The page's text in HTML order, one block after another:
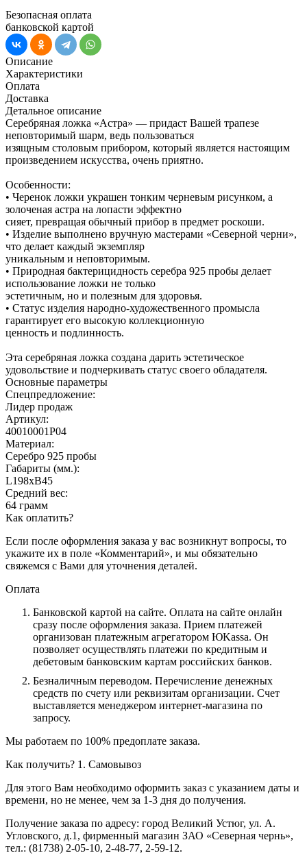
Безопасная оплата
банковской картой
Описание
Характеристики
Оплата
Доставка
Детальное описание
Серебряная ложка «Астра» — придаст Вашей трапезе
неповторимый шарм, ведь пользоваться
изящным столовым прибором, который является настоящим
произведением искусства, очень приятно.
Особенности:
• Черенок ложки украшен тонким черневым рисунком, а
золоченая астра на лопасти эффектно
сияет, превращая обычный прибор в предмет роскоши.
• Изделие выполнено вручную мастерами «Северной черни»,
что делает каждый экземпляр
уникальным и неповторимым.
• Природная бактерицидность серебра 925 пробы делает
использование ложки не только
эстетичным, но и полезным для здоровья.
• Статус изделия народно-художественного промысла
гарантирует его высокую коллекционную
ценность и подлинность.
Эта серебряная ложка создана дарить эстетическое
удовольствие и подчеркивать статус своего обладателя.
Основные параметры
Спецпредложение:
Лидер продаж
Артикул:
40010001Р04
Материал:
Серебро 925 пробы
Габариты (мм.):
L198хB45
Средний вес:
64 грамм
Как оплатить?
Если после оформления заказа у вас возникнут вопросы, то
укажите их в поле «Комментарий», и мы обязательно
свяжемся с Вами для уточнения деталей.
Оплата
Банковской картой на сайте. Оплата на сайте онлайн
сразу после оформления заказа. Прием платежей
организован платежным агрегатором ЮKassa. Он
позволяет осуществлять платежи по кредитным и
дебетовым банковским картам российских банков.
Безналичным переводом. Перечисление денежных
средств по счету или реквизитам организации. Счет
выставляется менеджером интернет-магазина по
запросу.
Мы работаем по 100% предоплате заказа.
Как получить? 1. Самовывоз
Для этого Вам необходимо оформить заказ с указанием даты и
времени, но не менее, чем за 1-3 дня до получения.
Получение заказа по адресу: город Великий Устюг, ул. А.
Угловского, д.1, фирменный магазин ЗАО «Северная чернь»,
тел.: (81738) 2-05-10, 2-48-77, 2-59-12.